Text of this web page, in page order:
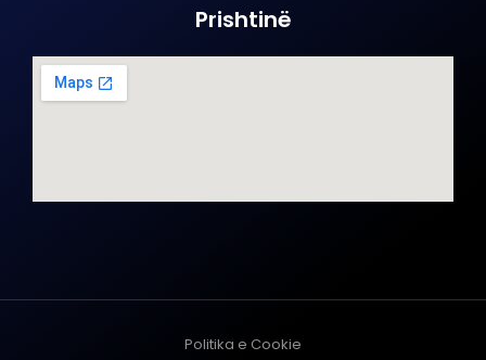
Prishtinë
Politika e Cookie